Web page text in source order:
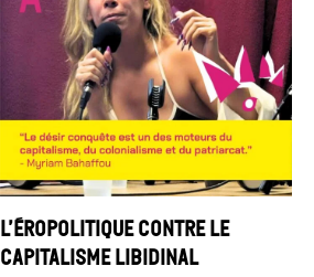
L’éropolitique contre le
capitalisme libidinal